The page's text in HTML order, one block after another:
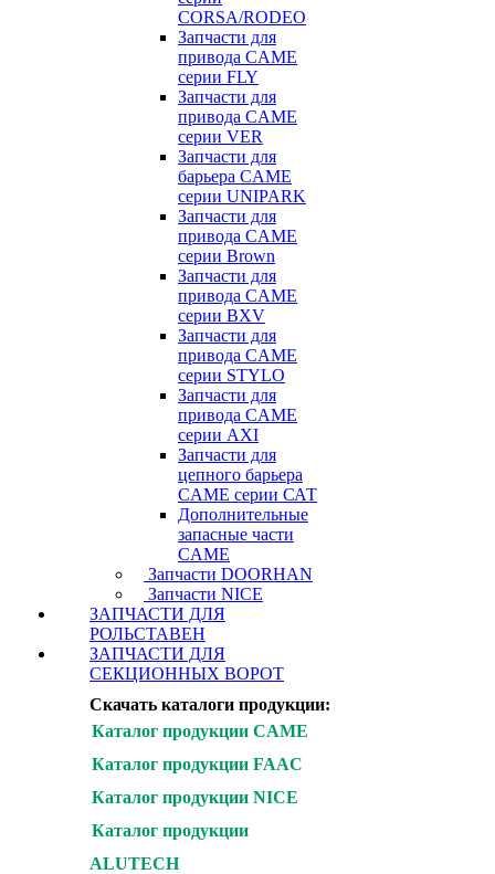
CORSA/RODEO
Запчасти для
привода CAME
серии FLY
Запчасти для
привода CAME
серии VER
Запчасти для
барьера CAME
серии UNIPARK
Запчасти для
привода CAME
серии Brown
Запчасти для
привода CAME
серии BXV
Запчасти для
привода CAME
серии STYLO
Запчасти для
привода CAME
серии AXI
Запчасти для
цепного барьера
CAME серии САТ
Дополнительные
запасные части
CAME
Запчасти DOORHAN
Запчасти NICE
ЗАПЧАСТИ ДЛЯ
РОЛЬСТАВЕН
ЗАПЧАСТИ ДЛЯ
СЕКЦИОННЫХ ВОРОТ
Скачать каталоги продукции:
Каталог продукции CAME
Каталог продукции FAAC
Каталог продукции NICE
Каталог продукции
ALUTECH